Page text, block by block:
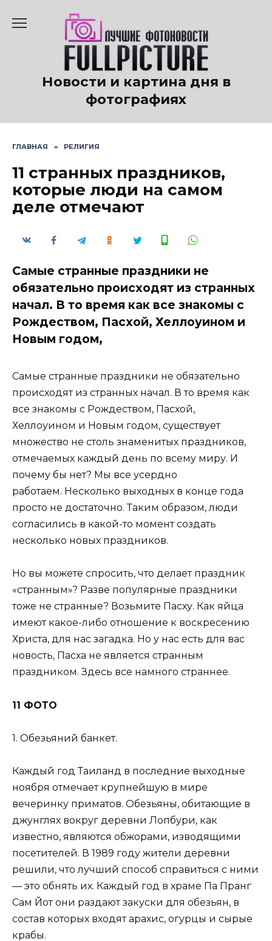
содержанию
Новости и картина дня в
фотографиях
ГЛАВНАЯ » РЕЛИГИЯ
11 странных праздников,
которые люди на самом
деле отмечают
Самые странные праздники не
обязательно происходят из странных
начал. В то время как все знакомы с
Рождеством, Пасхой, Хеллоуином и
Новым годом,
Самые странные праздники не обязательно
происходят из странных начал. В то время как
все знакомы с Рождеством, Пасхой,
Хеллоуином и Новым годом, существует
множество не столь знаменитых праздников,
отмечаемых каждый день по всему миру. И
почему бы нет? Мы все усердно
работаем. Несколько выходных в конце года
просто не достаточно. Таким образом, люди
согласились в какой-то момент создать
несколько новых праздников.
Но вы можете спросить, что делает праздник
«странным»? Разве популярные праздники
тоже не странные? Возьмите Пасху. Как яйца
имеют какое-либо отношение к воскресению
Христа, для нас загадка. Но у нас есть для вас
новость, Пасха не является странным
праздником. Здесь все намного страннее.
11 ФОТО
1. Обезьяний банкет.
Каждый год Таиланд в последние выходные
ноября отмечает крупнейшую в мире
вечеринку приматов. Обезьяны, обитающие в
джунглях вокруг деревни Лопбури, как
известно, являются обжорами, изводящими
посетителей. В 1989 году жители деревни
решили, что лучший способ справиться с ними
— это обнять их. Каждый год в храме Па Пранг
Сам Йот они раздают закуски для обезьян, в
состав которых входят арахис, огурцы и сырые
крабы.